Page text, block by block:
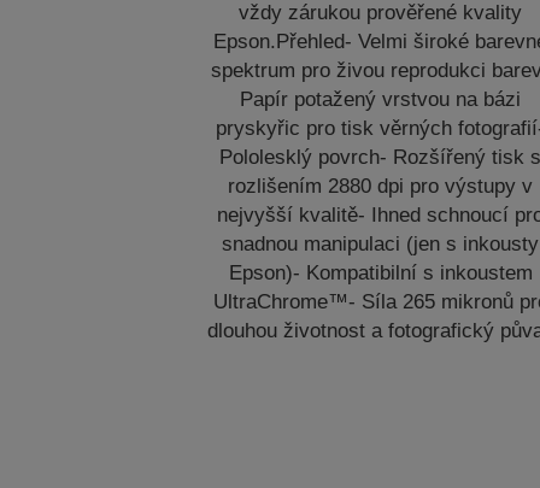
vždy zárukou prověřené kvality
Epson.Přehled- Velmi široké
spektrum pro živou reprodukci
Papír potažený vrstvou na bázi
pryskyřic pro tisk věrných
Pololesklý povrch- Rozšířený tisk s
rozlišením 2880 dpi pro výstupy v
nejvyšší kvalitě- Ihned schnoucí
snadnou manipulaci (jen s inkousty
Epson)- Kompatibilní s inkoustem
UltraChrome™- Síla 265 mikronů
dlouhou životnost a fotografický